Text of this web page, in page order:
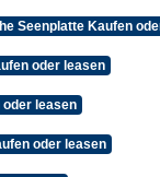
Seenplatte Kaufen
oder leasen
oder leasen
oder leasen